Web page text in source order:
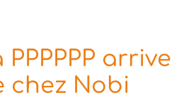
arrive
chez Nobi